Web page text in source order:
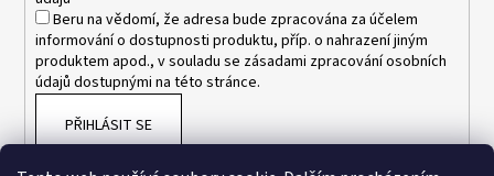
Beru na vědomí, že adresa bude zpracována za účelem
informování o dostupnosti produktu, příp. o nahrazení jiným
produktem apod., v souladu se zásadami zpracování osobních
údajů dostupnými na této stránce.
PŘIHLÁSIT SE